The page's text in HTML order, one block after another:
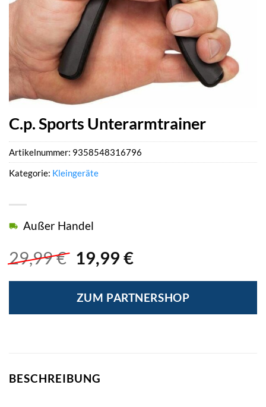
C.p. Sports Unterarmtrainer
29,99€ Ursprünglicher
war:
29,99 €
19,99 €Aktueller
ist:
19,99 €.
Außer Handel
ZUM PARTNERSHOP
Artikelnummer: 9358548316796
Kategorie: Kleingeräte
BESCHREIBUNG